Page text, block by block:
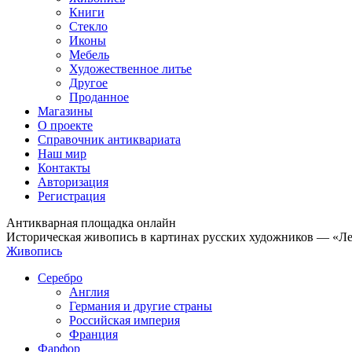
Книги
Стекло
Иконы
Мебель
Художественное литье
Другое
Проданное
Магазины
О проекте
Справочник антиквариата
Наш мир
Контакты
Авторизация
Регистрация
Антикварная площадка онлайн
Историческая живопись в картинах русских художников —
Живопись
Серебро
Англия
Германия и другие страны
Российская империя
Франция
Фарфор